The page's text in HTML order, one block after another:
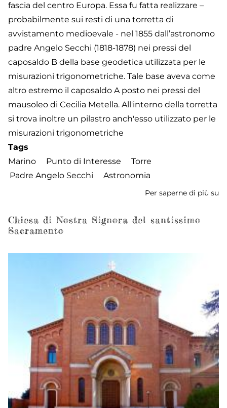
fascia del centro Europa. Essa fu fatta realizzare –
probabilmente sui resti di una torretta di
avvistamento medioevale - nel 1855 dall’astronomo
padre Angelo Secchi (1818-1878) nei pressi del
caposaldo B della base geodetica utilizzata per le
misurazioni trigonometriche. Tale base aveva come
altro estremo il caposaldo A posto nei pressi del
mausoleo di Cecilia Metella. All'interno della torretta
si trova inoltre un pilastro anch'esso utilizzato per le
misurazioni trigonometriche
Tags
Marino
Punto di Interesse
Torre
Padre Angelo Secchi
Astronomia
Per saperne di più su
Chiesa di Nostra Signora del santissimo
Sacramento